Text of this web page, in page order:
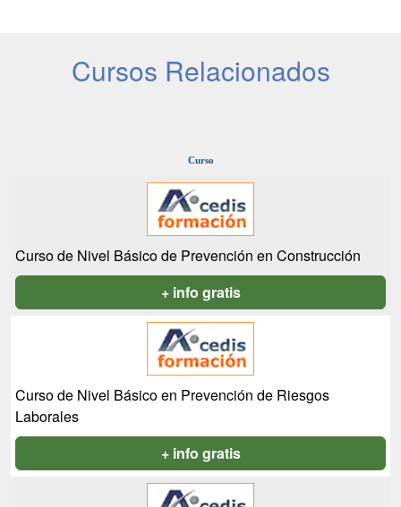
Cursos Relacionados
Curso
Curso de Nivel Básico de Prevención en Construcción
+ info gratis
Curso de Nivel Básico en Prevención de Riesgos
Laborales
+ info gratis